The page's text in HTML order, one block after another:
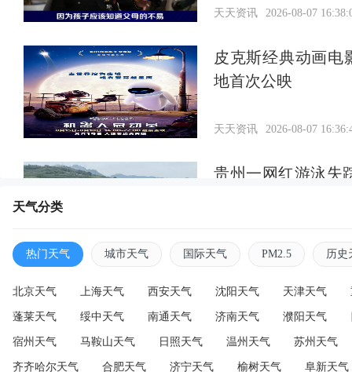
天天资讯 2026-08-07
皮克斯经典动画电
地首次公映
天天资讯 2026-08-07
贵州一网红游泳失
2026-08-07
天气分类
热门天气 城市天气 国际天气 PM2.5 历史
北京天气 上海天气 西安天气 沈阳天气 天津天气
蓬莱天气 绥中天气 南通天气 济南天气 濮阳天气
宿州天气 马鞍山天气 日照天气 温州天气 苏州天气
齐齐哈尔天气 合肥天气 济宁天气 榆树天气 阜新天气